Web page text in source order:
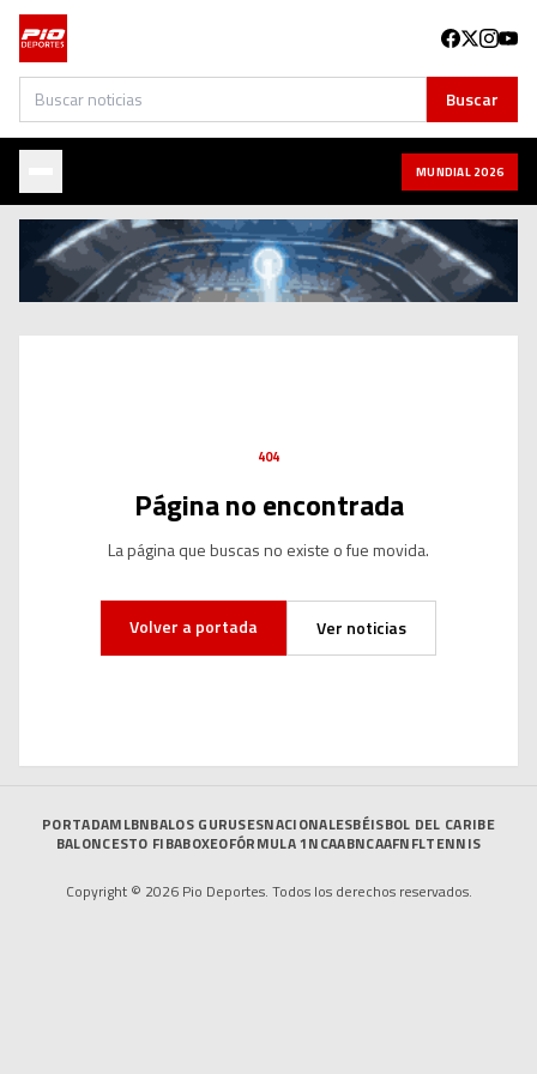
Buscar Buscar
MUNDIAL 2026
404
Página no encontrada
La página que buscas no existe o fue movida.
Volver a portada Ver noticias
PORTADAMLBNBALOS GURUSESNACIONALESBÉISBOL DEL CARIBE
BALONCESTO FIBABOXEOFÓRMULA 1NCAABNCAAFNFLTENNIS
Copyright © 2026 Pio Deportes. Todos los derechos reservados.